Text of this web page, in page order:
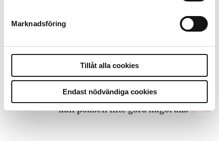
Marknadsföring
Tillåt alla cookies
Endast nödvändiga cookies
8 juli 2026
bakbinder polisen
7 juli 2026
Med för höga krav på evidens
kan polisen inte göra något alls